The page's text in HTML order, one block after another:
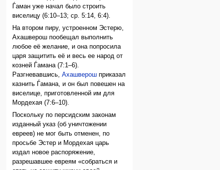
Ѓаман уже начал было строить
виселицу (6:10–13; ср. 5:14, 6:4).
На втором пиру, устроенном Эстерю,
Ахашверош пообещал выполнить
любое её желание, и она попросила
царя защитить её и весь ее народ от
козней Ѓамана (7:1–6).
Разгневавшись,Ахашверош приказал
казнить Ѓамана, и он был повешен на
виселице, приготовленной им для
Мордехая (7:6–10).
Поскольку по персидским законам
изданный указ (об уничтожении
евреев) не мог быть отменен, по
просьбе Эстер и Мордехая царь
издал новое распоряжение,
разрешавшее евреям «собраться и